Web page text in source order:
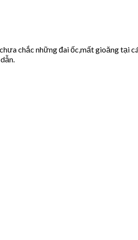
chắc những đai ốc,mất gioăng tại